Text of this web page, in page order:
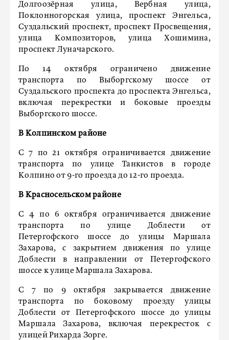
Долгоозёрная улица, Вербная улица,
Поклонногорская улица, проспект Энгельса,
Суздальский проспект, проспект Просвещения,
улица Композиторов, улица Хошимина,
проспект Луначарского.
По 14 октября ограничено движение
транспорта по Выборгскому шоссе от
Суздальского проспекта до проспекта Энгельса,
включая перекрестки и боковые проезды
Выборгского шоссе.
В Колпинском районе
С 7 по 21 октября ограничивается движение
транспорта по улице Танкистов в городе
Колпино от 9-го проезда до 12-го проезда.
В Красносельском районе
С 4 по 6 октября ограничивается движение
транспорта по улице Доблести от
Петергофского шоссе до улицы Маршала
Захарова, с закрытием движения по улице
Доблести в направлении от Петергофского
шоссе к улице Маршала Захарова.
С 7 по 9 октября закрывается движение
транспорта по боковому проезду улицы
Доблести от Петергофского шоссе до улицы
Маршала Захарова, включая перекресток с
улицей Рихарда Зорге.